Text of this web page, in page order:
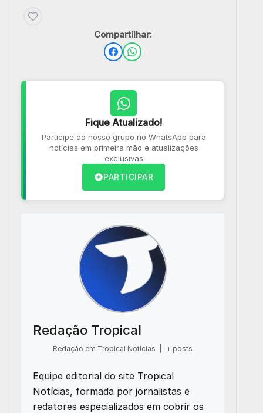
Compartilhar:
Fique Atualizado!
Participe do nosso grupo no WhatsApp para
notícias em primeira mão e atualizações
exclusivas
PARTICIPAR
Redação Tropical
Redação em Tropical Notícias + posts
Equipe editorial do site Tropical
Notícias, formada por jornalistas e
redatores especializados em cobrir os